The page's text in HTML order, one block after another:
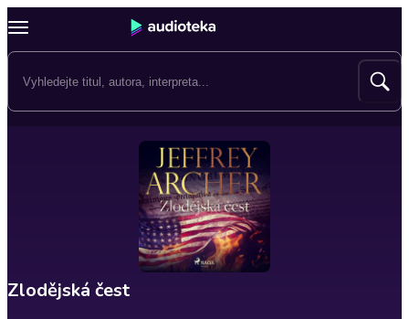
Zlodějská čest